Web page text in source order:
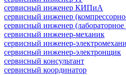
сервисный инженер КИПиА
сервисный инженер
сервисный инженер (лабораторное
сервисный инженер-механик
сервисный инженер-
сервисный инженер-электронщик
сервисный консультант
сервисный координатор